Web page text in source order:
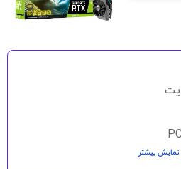
نمایش بیشتر